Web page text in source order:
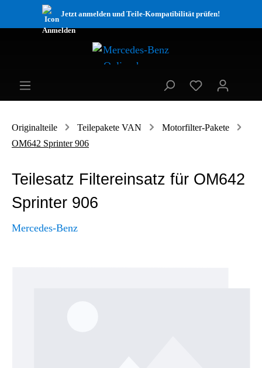
Jetzt anmelden und Teile-Kompatibilität prüfen!
Originalteile Teilepakete VAN
Motorfilter-Pakete
OM642 Sprinter 906
Teilesatz Filtereinsatz für OM642
Sprinter 906
Mercedes-Benz